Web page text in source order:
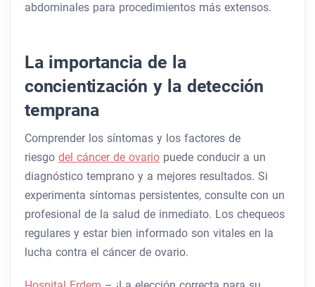
abdominales para procedimientos más extensos.
La importancia de la
concientización y la detección
temprana
Comprender los síntomas y los factores de
riesgo del cáncer de ovario puede conducir a un
diagnóstico temprano y a mejores resultados. Si
experimenta síntomas persistentes, consulte con un
profesional de la salud de inmediato. Los chequeos
regulares y estar bien informado son vitales en la
lucha contra el cáncer de ovario.